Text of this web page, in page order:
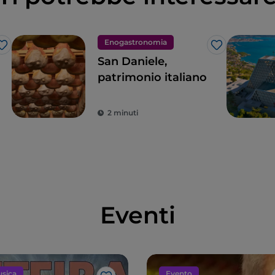
Like
Enogastronomia
Like
San Daniele,
patrimonio italiano
2 minuti
Eventi